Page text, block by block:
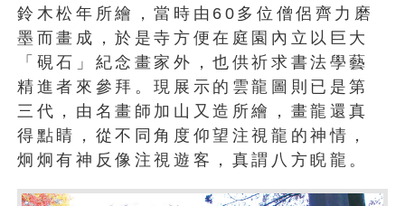
鈴木松年所繪，當時由60多位僧侶齊力磨
墨而畫成，於是寺方便在庭園內立以巨大
「硯石」紀念畫家外，也供祈求書法學藝
精進者來參拜。現展示的雲龍圖則已是第
三代，由名畫師加山又造所繪，畫龍還真
得點睛，從不同角度仰望注視龍的神情，
炯炯有神反像注視遊客，真謂八方睨龍。